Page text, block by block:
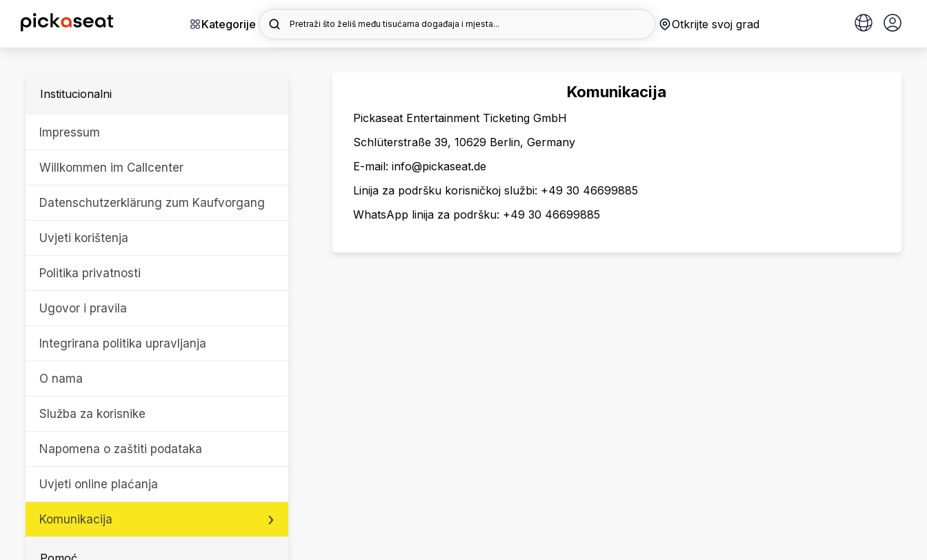
Kategorije Pretraži što želiš među tisućama događaja i mjesta... Otkrijte svoj grad
Institucionalni
Impressum
Willkommen im Callcenter
Datenschutzerklärung zum Kaufvorgang
Uvjeti korištenja
Politika privatnosti
Ugovor i pravila
Integrirana politika upravljanja
O nama
Služba za korisnike
Napomena o zaštiti podataka
Uvjeti online plaćanja
Komunikacija
Komunikacija
Pickaseat Entertainment Ticketing GmbH
Schlüterstraße 39, 10629 Berlin, Germany
E-mail: info@pickaseat.de
Linija za podršku korisničkoj službi: +49 30 46699885
WhatsApp linija za podršku: +49 30 46699885